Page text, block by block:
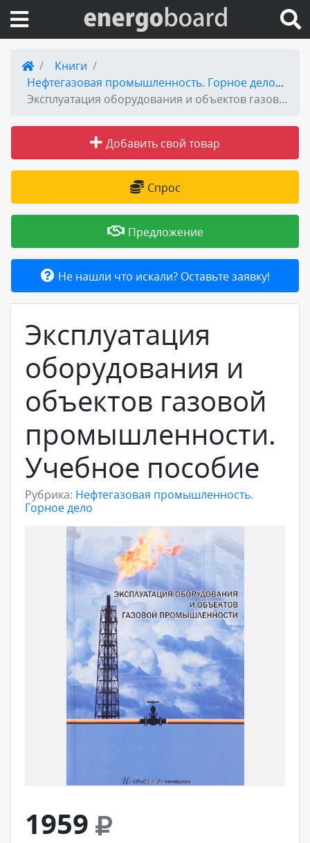
Вход на сайт
Поиск по сайту
Публикации
Справка
Товары и услуги
Добавить товар или услугу
Книги
Нефтегазовая промышленность. Горное дело
Эксплуатация оборудования и объектов газовой промышленности. Учебное пособие
Добавить свой товар
Спрос
Предложение
Не нашли что искали? Оставьте заявку!
Эксплуатация
оборудования и
объектов газовой
промышленности.
Учебное пособие
Рубрика: Нефтегазовая промышленность.
Горное дело
1959